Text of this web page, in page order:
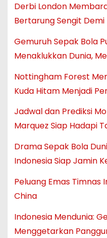
Derbi London
Bertarung Sengit Demi
Gemuruh Sepak Bola
Menaklukkan Dunia,
Nottingham Forest
Kuda Hitam Menjadi
Jadwal dan Prediksi
Marquez Siap Hadapi
Drama Sepak Bola
Indonesia Siap Jamin
Peluang Emas Timnas
China
Indonesia Mendunia:
Menggetarkan